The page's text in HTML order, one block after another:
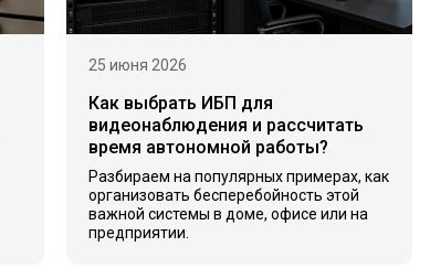
25 июня 2026
Как выбрать ИБП для
видеонаблюдения и рассчитать
время автономной работы?
Разбираем на популярных примерах, как
организовать бесперебойность этой
важной системы в доме, офисе или на
предприятии.